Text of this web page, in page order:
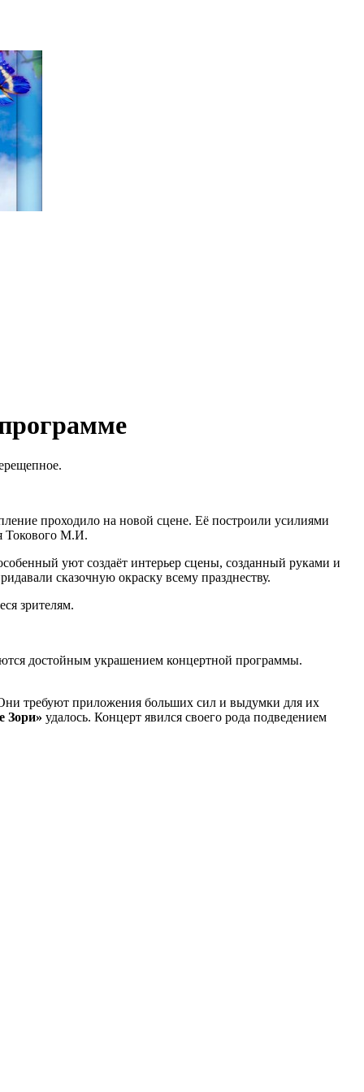
проходило на новой сцене. Её построили усилиями
Токового М.И.
уют создаёт интерьер сцены, созданный руками и
сказочную окраску всему празднеству.
зрителям.
достойным украшением концертной программы.
требуют приложения больших сил и выдумки для их
Зори» удалось. Концерт явился своего рода подведением